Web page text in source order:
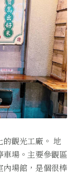
觀光工廠。 地
場。主要參觀區
內場館，是個很棒